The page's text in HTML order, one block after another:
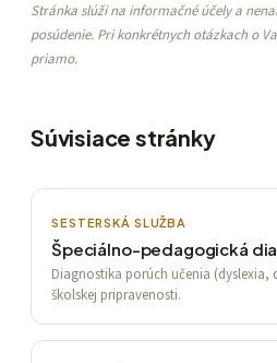
Stránka slúži na informačné účely a
posúdenie. Pri konkrétnych otázkach o
priamo.
Súvisiace stránky
SESTERSKÁ SLUŽBA
Špeciálno-pedagogická
Diagnostika porúch učenia (dyslexia,
školskej pripravenosti.